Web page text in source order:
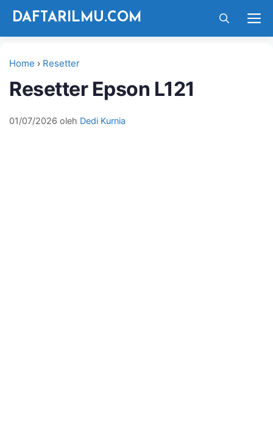
Langsung
DAFTARILMU.COM
Home › Resetter
Resetter Epson L121
01/07/2026 oleh Dedi Kurnia